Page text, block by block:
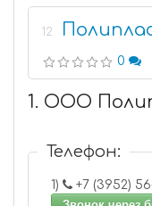
12
0
1. ООО
Телефон:
1)
+7